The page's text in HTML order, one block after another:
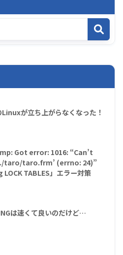
が立ち上がらなくなった！
Got error: 1016: “Can’t
taro/taro.frm’ (errno: 24)”
TABLES」エラー対策
は速くて良いのだけど…